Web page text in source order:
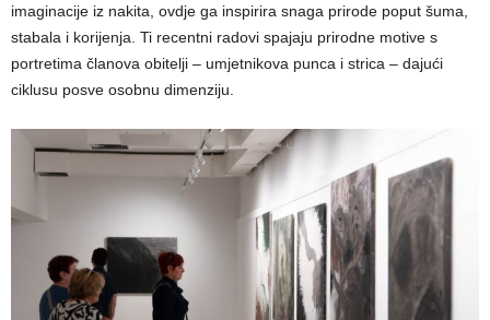
imaginacije iz nakita, ovdje ga inspirira snaga prirode poput šuma,
stabala i korijenja. Ti recentni radovi spajaju prirodne motive s
portretima članova obitelji – umjetnikova punca i strica – dajući
ciklusu posve osobnu dimenziju.